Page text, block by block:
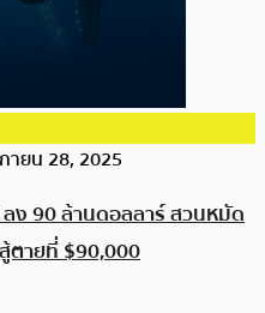
ยน 28, 2025
ง 90 ล้านดอลลาร์ สวนหมัด
ตายที่ $90,000